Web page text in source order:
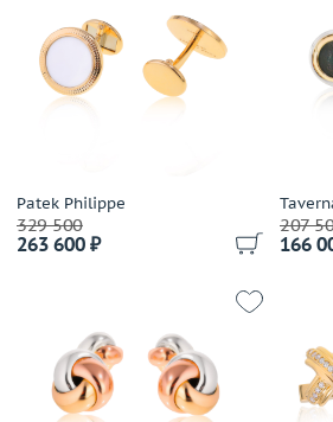
Patek Philippe
329 500
263 600 ₽
207
166